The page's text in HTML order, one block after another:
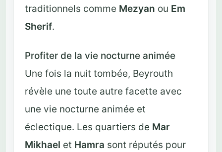
traditionnels comme Mezyan ou Em
Sherif.
Profiter de la vie nocturne animée
Une fois la nuit tombée, Beyrouth
révèle une toute autre facette avec
une vie nocturne animée et
éclectique. Les quartiers de Mar
Mikhael et Hamra sont réputés pour